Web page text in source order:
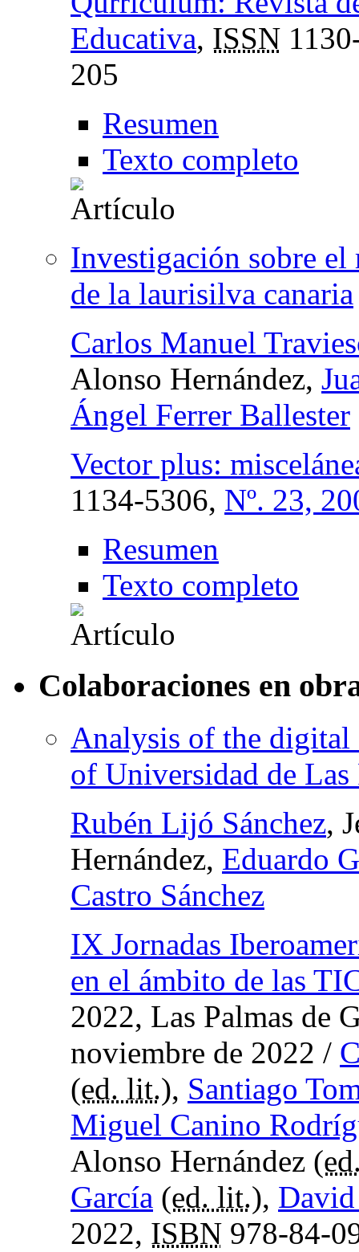
Educativa, ISSN
205
Resumen
Texto completo
Investigación sobre
de la laurisilva canaria
Carlos Manuel
Alonso Hernández,
Ángel Ferrer Ballester
Vector plus:
1134-5306, Nº. 23,
Resumen
Texto completo
Colaboraciones en
Analysis of the digital
of Universidad de Las
Rubén Lijó Sánchez,
Hernández, Eduardo
Castro Sánchez
IX Jornadas
en el ámbito de las
2022, Las Palmas de
noviembre de 2022 /
(ed. lit.), Santiago
Miguel Canino
Alonso Hernández (
García (ed. lit.),
2022, ISBN 978-84-